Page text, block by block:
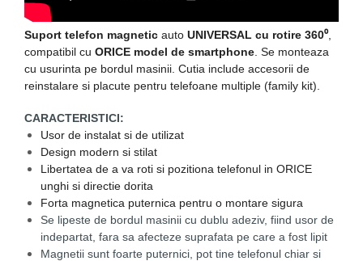
Suport telefon magnetic auto UNIVERSAL cu rotire 360⁰,
compatibil cu ORICE model de smartphone . Se monteaza
cu usurinta pe bordul masinii. Cutia include accesorii de
reinstalare si placute pentru telefoane multiple (family kit).
CARACTERISTICI:
Usor de instalat si de utilizat
Design modern si stilat
Libertatea de a va roti si pozitiona telefonul in ORICE
unghi si directie dorita
Forta magnetica puternica pentru o montare sigura
Se lipeste de bordul masinii cu dublu adeziv, fiind usor de
indepartat, fara sa afecteze suprafata pe care a fost lipit
Magnetii sunt foarte puternici, pot tine telefonul chiar si